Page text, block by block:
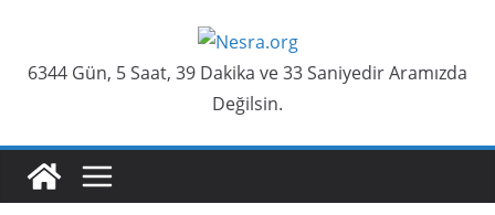
content
6344 Gün, 5 Saat, 39 Dakika ve 33 Saniyedir Aramızda
Değilsin.